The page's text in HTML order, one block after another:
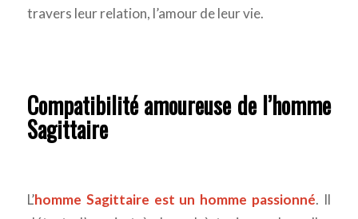
travers leur relation, l’amour de leur vie.
Compatibilité amoureuse de l’homme
Sagittaire
L’homme Sagittaire est un homme passionné. Il